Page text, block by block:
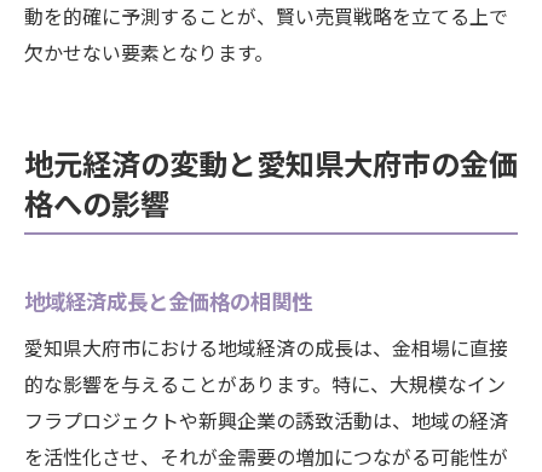
動を的確に予測することが、賢い売買戦略を立てる上で
欠かせない要素となります。
地元経済の変動と愛知県大府市の金価
格への影響
地域経済成長と金価格の相関性
愛知県大府市における地域経済の成長は、金相場に直接
的な影響を与えることがあります。特に、大規模なイン
フラプロジェクトや新興企業の誘致活動は、地域の経済
を活性化させ、それが金需要の増加につながる可能性が